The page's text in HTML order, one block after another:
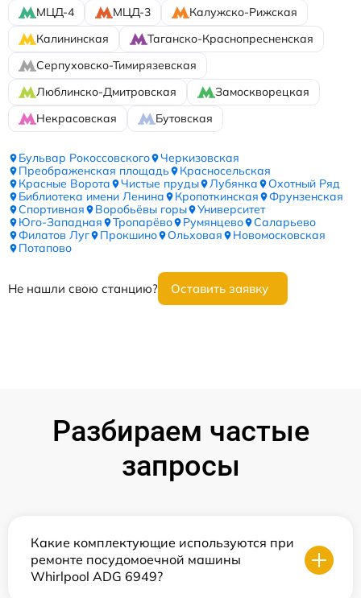
МЦД-4
МЦД-3
Калужско-Рижская
Калининская
Таганско-Краснопресненская
Серпуховско-Тимирязевская
Люблинско-Дмитровская
Замоскворецкая
Некрасовская
Бутовская
Бульвар Рокоссовского
Черкизовская
Преображенская площадь
Красносельская
Красные Ворота
Чистые пруды Лубянка
Охотный Ряд
Библиотека имени Ленина
Кропоткинская
Фрунзенская
Спортивная
Воробьёвы горы
Университет
Юго-Западная
Тропарёво Румянцево
Саларьево
Филатов Луг
Прокшино Ольховая
Новомосковская
Потапово
Не нашли свою станцию? Оставить заявку
Разбираем частые
запросы
Какие комплектующие используются при
ремонте посудомоечной машины
Whirlpool ADG 6949?